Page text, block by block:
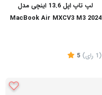
لپ تاپ اپل 13.6 اینچی مدل
MacBook Air MXCV3 M3 2024
(1 رای)
5